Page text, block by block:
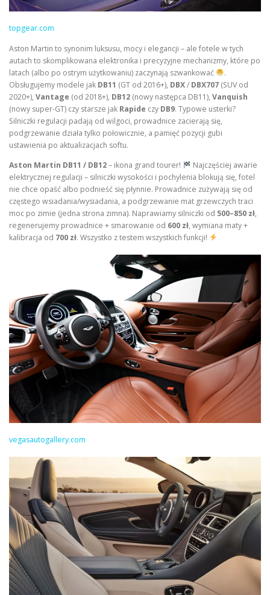
topgear.com
Aston Martin to synonim luksusu, mocy i elegancji – ale fotele w tych
autach to skomplikowana elektronika i precyzyjne mechanizmy, które po
latach (albo po ostrym użytkowaniu) zaczynają szwankować
.
Obsługujemy modele jak DB11 (GT od 2016+), DBX/DBX707 (SUV od
2020+), Vantage (od 2018+), DB12 (nowy następca DB11), Vanquish
(nowy super-GT) czy starsze jak Rapide czy DB9. Typowe usterki?
Silniczki regulacji padają od wilgoci, prowadnice zacierają się,
podgrzewanie działa tylko połowicznie, a pamięć pozycji gubi
ustawienia po aktualizacjach softu.
Aston Martin DB11 / DB12– ikona grand tourer!
Najczęściej awarie
elektrycznej regulacji – silniczki wysokości i pochylenia blokują się, fotel
nie chce opaść albo podnieść się płynnie. Prowadnice zużywają się od
częstego wsiadania/wysiadania, a podgrzewanie mat grzewczych traci
moc po zimie (jedna strona zimna). Naprawiamy silniczki od 500–850 zł,
regenerujemy prowadnice + smarowanie od 600 zł, wymiana maty +
kalibracja od 700 zł. Wszystko z testem wszystkich funkcji!
vegasautogallery.com